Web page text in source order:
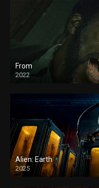
From
2022
Alien: Earth
2025